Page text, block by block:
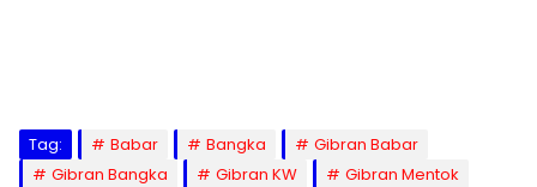
Tag: Babar Bangka
Gibran Babar
Gibran Bangka
Gibran KW
Gibran Mentok